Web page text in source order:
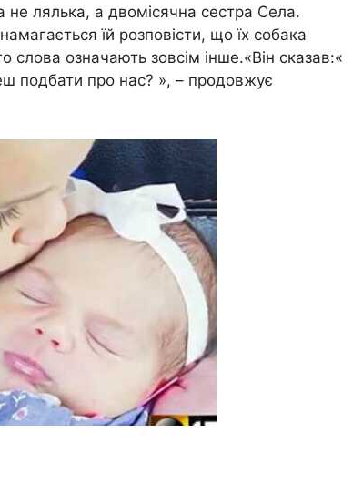
не лялька, а двомісячна сестра Села.
їй розповісти, що їх собака
означають зовсім інше.«Він сказав:«
подбати про нас? », – продовжує